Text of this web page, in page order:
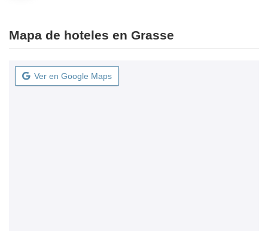
Mapa de hoteles en Grasse
Ver en Google Maps